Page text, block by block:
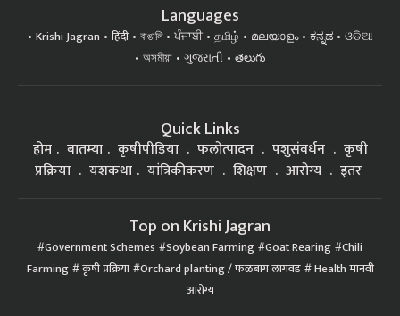
Languages
Krishi Jagran हिंदी বাঙালি ਪੰਜਾਬੀ தமிழ் മലയാളം ಕನ್ನಡ
ଓଡିଆ
অসমীয়া
ગુજરાતી తెలుగు
Quick Links
होम बातम्या कृषीपीडिया फलोत्पादन पशुसंवर्धन
कृषी
प्रक्रिया
यशकथा यांत्रिकीकरण शिक्षण आरोग्य इतर
Top on Krishi Jagran
Government Schemes Soybean Farming Goat Rearing Chili
Farming कृषी प्रक्रिया Orchard planting / फळबाग लागवड Health मानवी
आरोग्य